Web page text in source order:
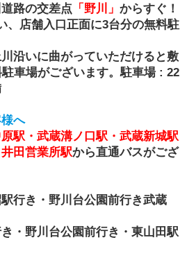
路の交差点 「野川」 からすぐ！
、店舗入口正面に3台分の無料駐
沿いに曲がっていただけると敷
車場がございます。駐車場 : 22
へ
駅・武蔵溝ノ口駅・武蔵新城駅
田営業所駅から直通バスがござ
行き・野川台公園前行き武蔵
・野川台公園前行き・東山田駅